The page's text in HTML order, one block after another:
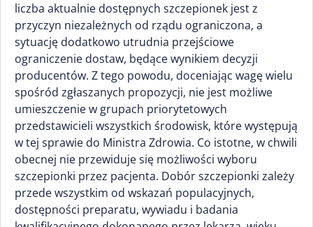
liczba aktualnie dostępnych szczepionek jest z
przyczyn niezależnych od rządu ograniczona, a
sytuację dodatkowo utrudnia przejściowe
ograniczenie dostaw, będące wynikiem decyzji
producentów. Z tego powodu, doceniając wagę wielu
spośród zgłaszanych propozycji, nie jest możliwe
umieszczenie w grupach priorytetowych
przedstawicieli wszystkich środowisk, które występują
w tej sprawie do Ministra Zdrowia. Co istotne, w chwili
obecnej nie przewiduje się możliwości wyboru
szczepionki przez pacjenta. Dobór szczepionki zależy
przede wszystkim od wskazań populacyjnych,
dostępności preparatu, wywiadu i badania